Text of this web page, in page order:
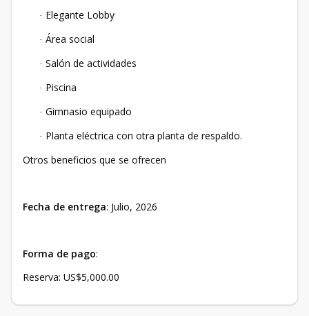
· Elegante Lobby
· Área social
· Salón de actividades
· Piscina
· Gimnasio equipado
· Planta eléctrica con otra planta de respaldo.
Otros beneficios que se ofrecen
Fecha de entrega: Julio, 2026
Forma de pago:
Reserva: US$5,000.00